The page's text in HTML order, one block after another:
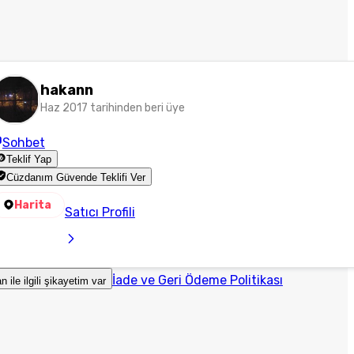
hakann
Haz 2017 tarihinden beri üye
Sohbet
Teklif Yap
Cüzdanım Güvende Teklifi Ver
Harita Satıcı Profili
ile ilgili şikayetim var İade ve Geri Ödeme Politikası